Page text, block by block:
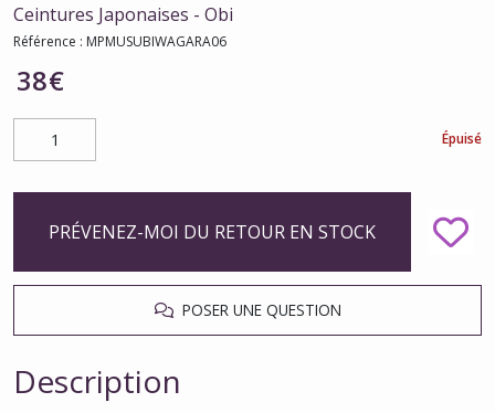
Ceintures Japonaises - Obi
Référence : MPMUSUBIWAGARA06
38€
Épuisé
PRÉVENEZ-MOI DU RETOUR EN STOCK
POSER UNE QUESTION
Description